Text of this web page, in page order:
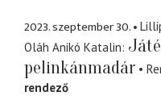
2023. szeptember 30.
Oláh Anikó Katalin
pelinkánmadár
rendező